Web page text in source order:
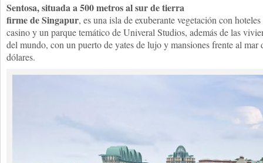
Sentosa, situada a 500 metros al sur de tierra
firme de Singapur, es una isla de exuberante vegetación con
casino y un parque temático de Univeral Studios, además de las
del mundo, con un puerto de yates de lujo y mansiones frente al mar
dólares.